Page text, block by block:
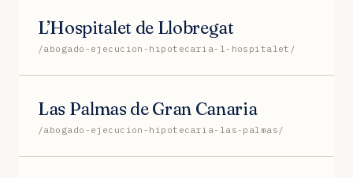
L’Hospitalet de Llobregat
/abogado-ejecucion-hipotecaria-l-hospitalet/
Las Palmas de Gran Canaria
/abogado-ejecucion-hipotecaria-las-palmas/